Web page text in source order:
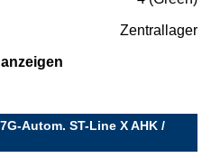
Zentrallager
Autom. ST-Line X AHK /